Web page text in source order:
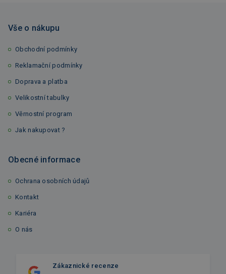
Vše o nákupu
Obchodní podmínky
Reklamační podmínky
Doprava a platba
Velikostní tabulky
Věrnostní program
Jak nakupovat ?
Obecné informace
Ochrana osobních údajů
Kontakt
Kariéra
O nás
Zákaznické recenze